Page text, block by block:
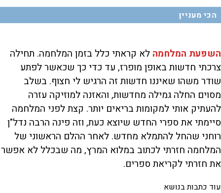
הכי מעניין
השפעת המלחמה לא קראתי כלל בזמן המלחמה. תחילה
צרכתי חדשות באופן מופרז, עד כדי כך שכאשר לפתע
שודר משהו שאיננו חדשות זה הרגיש לי חצוף. בשלב
מסוים החלה גמילה מחדשות, והאזנה למוזיקה עזרה
להעתיק אותי למקומות בריאים יותר. קצת לפני המלחמה
סיימתי את ספרי החדש שיוצא כעת, וזה פינה הרבה נדל"ן
רוחני שהחל להתמלא מחדש. לאחר ההלם הראשוני של
המלחמה חזרתי לכתוב במלוא המרץ, מה שבכלל לא אפשר
את חזרתי לקריאת ספרים.
עוד כתבות בנושא